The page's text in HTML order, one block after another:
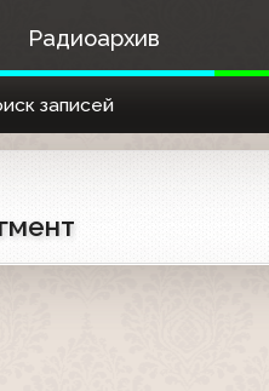
Радиоархив
записей